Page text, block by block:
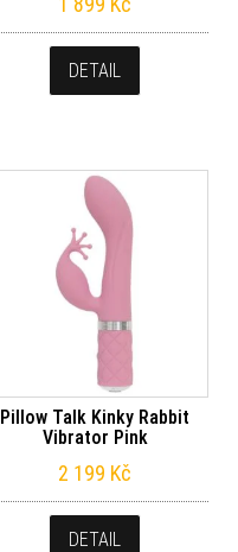
DETAIL
Pillow Talk Kinky Rabbit
Vibrator Pink
2 199 Kč
DETAIL